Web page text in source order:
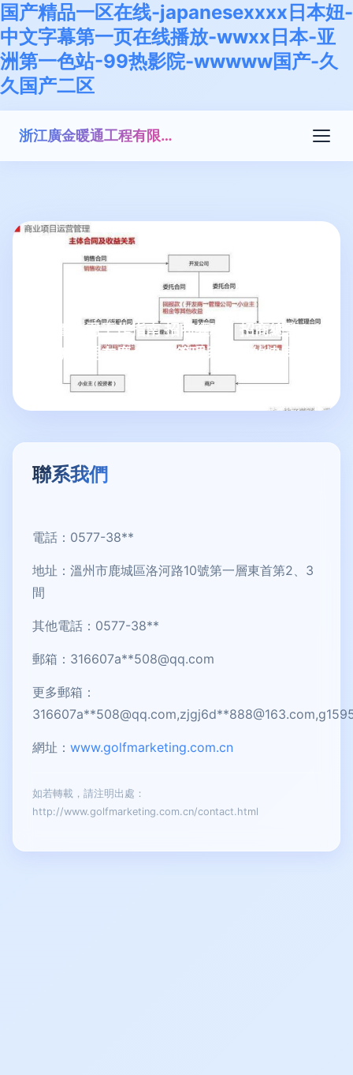
国产精品一区在线-japanesexxxx日本妞-
中文字幕第一页在线播放-wwxx日本-亚
洲第一色站-99热影院-wwwww国产-久
久国产二区
浙江廣金暖通工程有限公司
商管公司工作指南 招商經理、招商總監
與總經理在廣金業務管理系統中的協同操
聯系我們
電話：0577-38**
地址：溫州市鹿城區洛河路10號第一層東首第2、3
間
其他電話：0577-38**
郵箱：316607a**508@qq.com
更多郵箱：
316607a**508@qq.com,zjgj6d**888@163.com
網址： www.golfmarketing.com.cn
如若轉載，請注明出處：
http://www.golfmarketing.com.cn/contact.html